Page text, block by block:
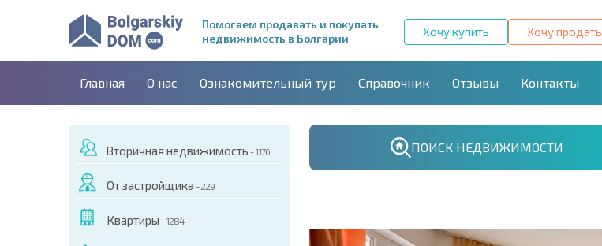
Помогаем продавать и покупать
недвижимость в Болгарии
Хочу купить Хочу продать
Главная О нас Ознакомительный тур Справочник Отзывы Контакты
Вторичная недвижимость - 1176
От застройщика - 229
Квартиры - 1284
ПОИСК НЕДВИЖИМОСТИ